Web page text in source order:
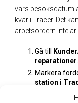
vars besöksdatum
kvar i Tracer. Det
arbetsordern inte är
Gå till
reparationer
Markera
station i
Ta bort